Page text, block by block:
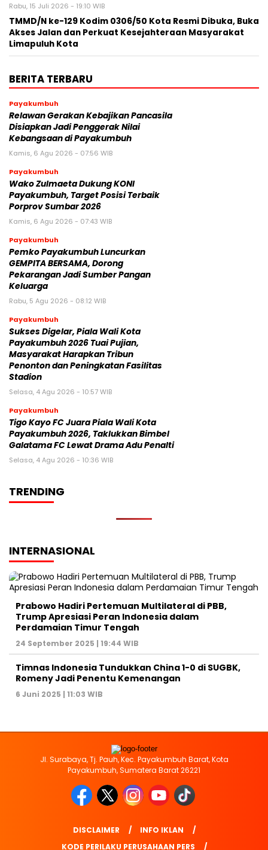
Rabu, 15 Juli 2026 - 19:10 WIB
TMMD/N ke-129 Kodim 0306/50 Kota Resmi Dibuka, Buka
Akses Jalan dan Perkuat Kesejahteraan Masyarakat
Limapuluh Kota
BERITA TERBARU
Payakumbuh
Relawan Gerakan Kebajikan Pancasila
Disiapkan Jadi Penggerak Nilai
Kebangsaan di Payakumbuh
Kamis, 6 Agu 2026 - 07:56 WIB
Payakumbuh
Wako Zulmaeta Dukung KONI
Payakumbuh, Target Posisi Terbaik
Porprov Sumbar 2026
Kamis, 6 Agu 2026 - 07:43 WIB
Payakumbuh
Pemko Payakumbuh Luncurkan
GEMPITA BERSAMA, Dorong
Pekarangan Jadi Sumber Pangan
Keluarga
Rabu, 5 Agu 2026 - 08:12 WIB
Payakumbuh
Sukses Digelar, Piala Wali Kota
Payakumbuh 2026 Tuai Pujian,
Masyarakat Harapkan Tribun
Penonton dan Peningkatan Fasilitas
Stadion
Selasa, 4 Agu 2026 - 10:57 WIB
Payakumbuh
Tigo Kayo FC Juara Piala Wali Kota
Payakumbuh 2026, Taklukkan Bimbel
Galatama FC Lewat Drama Adu Penalti
Selasa, 4 Agu 2026 - 10:36 WIB
TRENDING
INTERNASIONAL
Prabowo Hadiri Pertemuan Multilateral di PBB,
Trump Apresiasi Peran Indonesia dalam
Perdamaian Timur Tengah
24 September 2025 | 19:44 WIB
Timnas Indonesia Tundukkan China 1-0 di SUGBK,
Romeny Jadi Penentu Kemenangan
6 Juni 2025 | 11:03 WIB
Jl. Surabaya, Tj. Pauh, Kec. Payakumbuh Barat, Kota
Payakumbuh, Sumatera Barat 26221
DISCLAIMER
INFO IKLAN
KODE PERILAKU PERUSAHAAN PERS